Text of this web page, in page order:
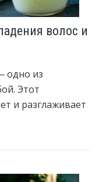
волос и
одно из
Этот
и разглаживает